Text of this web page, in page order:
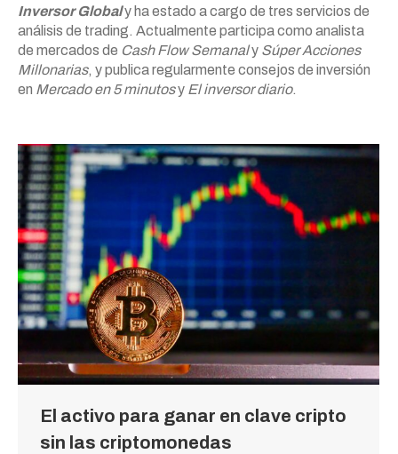
Inversor Globaly ha estado a cargo de tres servicios de
análisis de trading. Actualmente participa como analista
de mercados de Cash Flow Semanaly Súper Acciones
Millonarias, y publica regularmente consejos de inversión
en Mercado en 5 minutosy El inversor diario.
El activo para ganar en clave cripto
sin las criptomonedas